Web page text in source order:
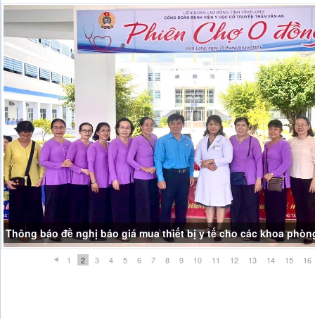
Thông báo đề nghị báo giá mua thiết bị y tế cho các khoa
1 2 3 4 5 6 7 8 9 10 11 12 13 14 15 16